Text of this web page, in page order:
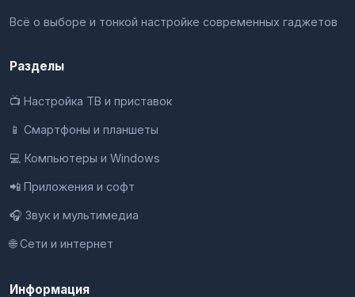
Всё о выборе и тонкой настройке современных гаджетов
Разделы
📺 Настройка ТВ и приставок
📱 Смартфоны и планшеты
💻 Компьютеры и Windows
📲 Приложения и софт
🎧 Звук и мультимедиа
🌐 Сети и интернет
Информация